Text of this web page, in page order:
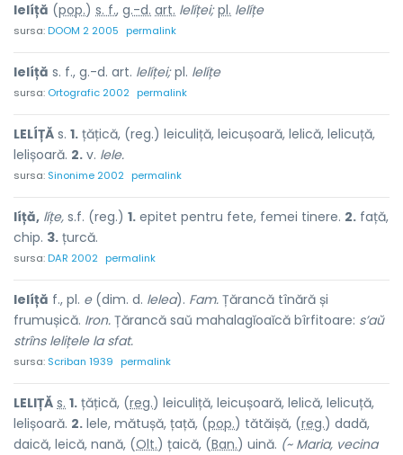
lelíță (pop.) s. f., g.-d. art. lelíței; pl. lelíțe
sursa:DOOM 2 2005 permalink
lelíță s. f., g.-d. art. lelíței;pl. lelíțe
sursa: Ortografic 2002 permalink
LELÍȚĂ s. 1. țățică, (reg.) leiculiță, leicușoară, lelică, lelicuță,
lelișoară. 2. v. lele.
sursa: Sinonime 2002 permalink
líță, líțe, s.f. (reg.) 1. epitet pentru fete, femei tinere. 2. față,
chip. 3. țurcă.
sursa:DAR 2002 permalink
lelíță f., pl. e(dim. d. lelea). Fam. Țărancă tînără și
frumușică. Iron. Țărancă saŭ mahalagĭoaĭcă bîrfitoare: s’aŭ
strîns lelițele la sfat.
sursa: Scriban 1939 permalink
LELIȚĂ s. 1. țățică, (reg.) leiculiță, leicușoară, lelică, lelicuță,
lelișoară. 2. lele, mătușă, țață, (pop.) tătăișă, (reg.) dadă,
daică, leică, nană, (Olt.) țaică, (Ban.) uină. (~ Maria, vecina